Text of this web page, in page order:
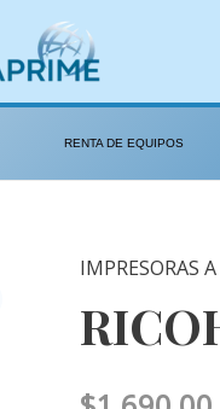
RENTA DE EQUIPOS
IMPRESORAS
RICOH
MP
C3504